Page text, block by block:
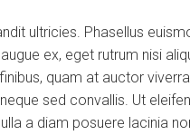
ultricies. Phasellus
ex, eget rutrum nisi
quam at auctor
sed convallis. Ut
a diam posuere lacinia